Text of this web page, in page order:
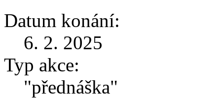
Datum konání:
6. 2. 2025
Typ akce:
"přednáška"